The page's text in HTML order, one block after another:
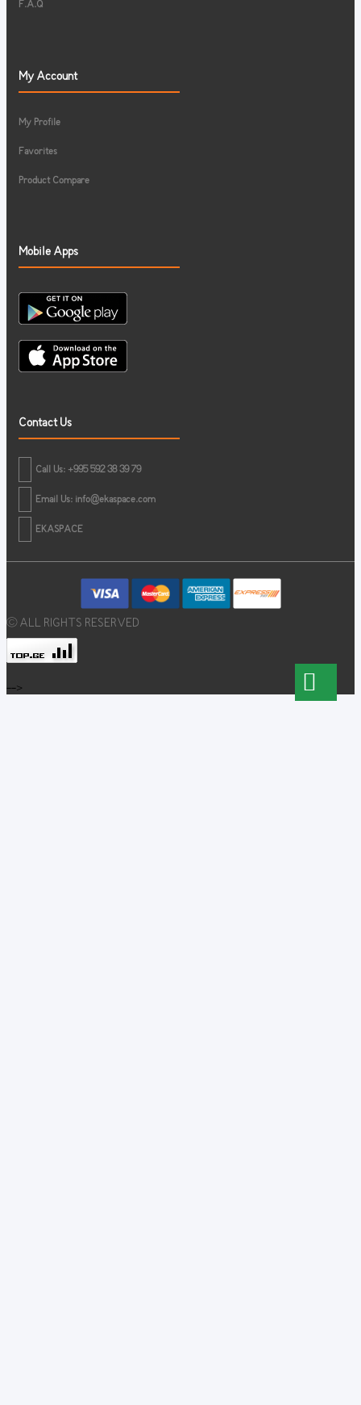
F.A.Q
My Account
My Profile
Favorites
Product Compare
Mobile Apps
Contact Us
Call Us: +995 592 38 39 79
Email Us: info@ekaspace.com
EKASPACE
© ALL RIGHTS RESERVED
-->